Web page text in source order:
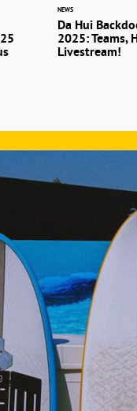
NEWS
Da Hui
2025: Teams,
Livestream!